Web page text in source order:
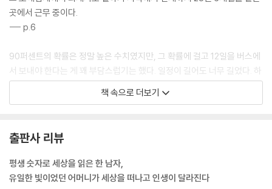
곳에서 근무 중이다.
--- p.6
90퍼센트의 확률은 정말 높은 수치였지만, 그 확률에 걸고 12일을 버스에
서 보내야 한다는 게 꽤 부담스럽기는 했다. 일정이 길어도 너무 길었다. 하
지만 헤르트는 어머니와의 약속을 지켜야 했다. 엄밀히 따지자면… 약속은
단지 여행에 대해 알아보겠다는 것뿐이었지만 말이다.
헤르트는 그들이 버둥거리는 모습을 지켜보며, 이 배에서 영영 길을 잃어
버렸으면 좋겠다고 생각했다. 다만 어머니는 그런 생각은 속으로만 하는
건 괜찮지만, 입 밖으로 내면 안 되는 거라고 했다.
책 속으로 더보기
출판사 리뷰
평생 숫자로 세상을 읽은 한 남자,
유일한 빛이었던 어머니가 세상을 떠나고 인생이 달라진다